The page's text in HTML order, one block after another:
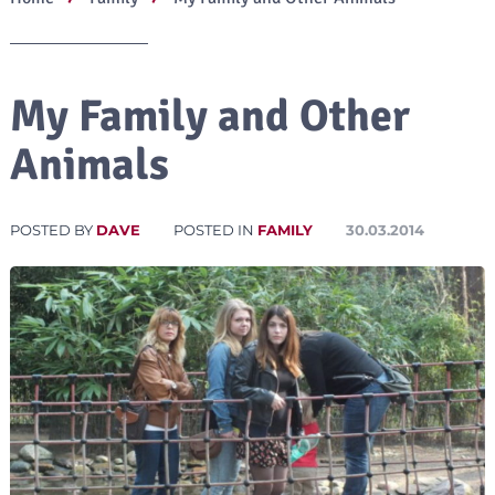
My Family and Other
Animals
POSTED BY DAVE POSTED IN FAMILY 30.03.2014